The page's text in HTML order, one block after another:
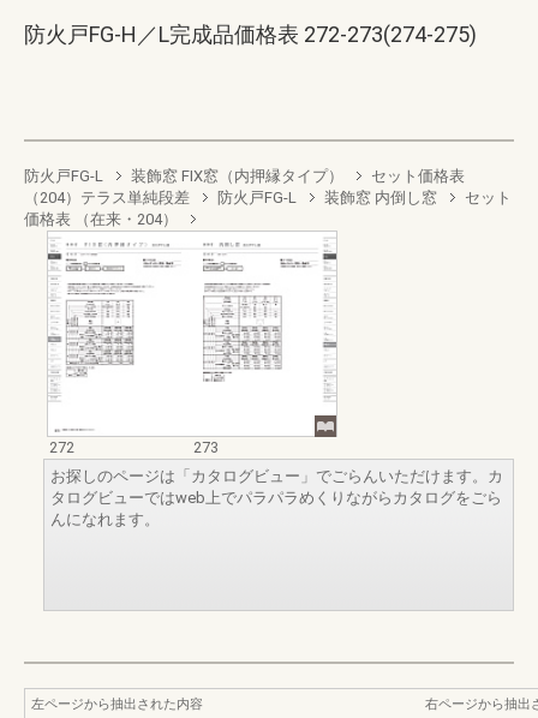
防火戸FG-H／L完成品価格表 272-273(274-275)
防火戸FG-L 装飾窓 FIX窓（内押縁タイプ）
セット価格表
（204）テラス単純段差
防火戸FG-L 装飾窓 内倒し窓
セット
価格表 （在来・204）
272
273
お探しのページは「カタログビュー」でごらんいただけます。カ
タログビューではweb上でパラパラめくりながらカタログをごら
んになれます。
左ページから抽出された内容
右ページから抽出